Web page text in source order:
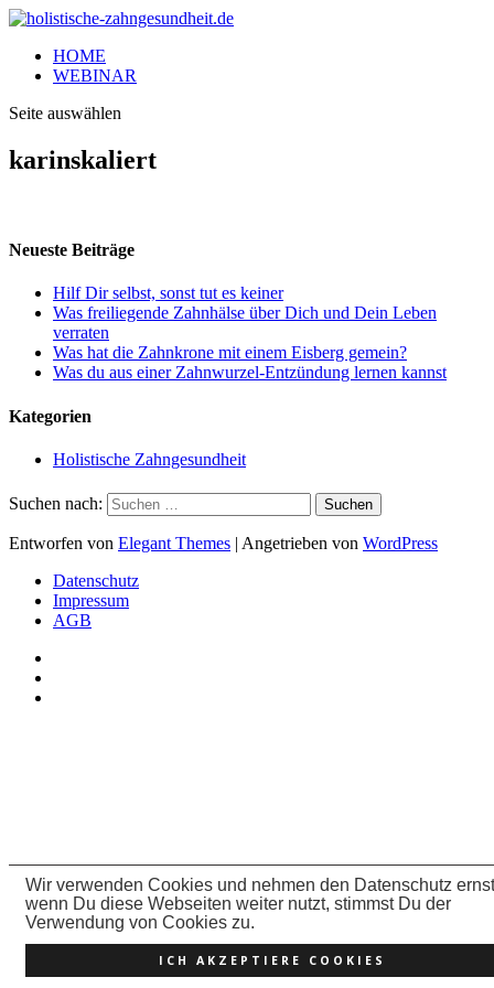
Wir verwenden Cookies und nehmen den Datenschutz
wenn Du diese Webseiten weiter nutzt, stimmst Du der
Verwendung von Cookies zu.
ICH AKZEPTIERE COOKIES
HOME
WEBINAR
Seite auswählen
karinskaliert
Neueste Beiträge
Hilf Dir selbst, sonst tut es keiner
Was freiliegende Zahnhälse über Dich und Dein Leben
verraten
Was hat die Zahnkrone mit einem Eisberg gemein?
Was du aus einer Zahnwurzel-Entzündung lernen kannst
Kategorien
Holistische Zahngesundheit
Suchen nach:
Entworfen von Elegant Themes | Angetrieben von WordPress
Datenschutz
Impressum
AGB